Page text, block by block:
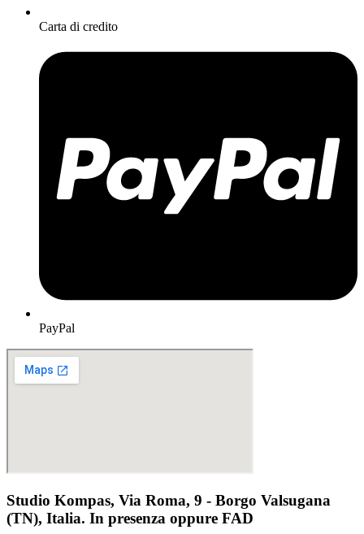
Carta di credito
PayPal
Studio Kompas, Via Roma, 9 - Borgo Valsugana
(TN), Italia. In presenza oppure FAD